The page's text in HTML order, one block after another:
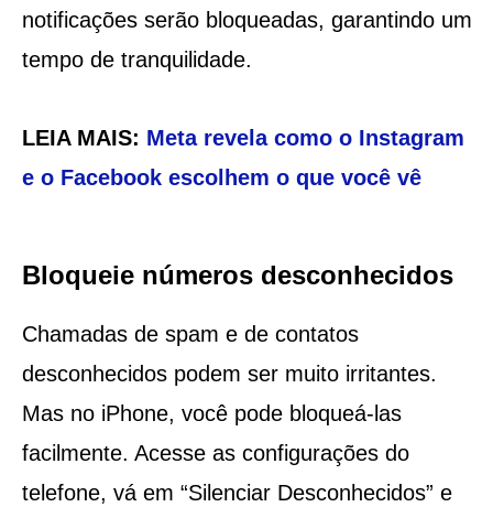
notificações serão bloqueadas, garantindo um
tempo de tranquilidade.
LEIA MAIS: Meta revela como o Instagram
e o Facebook escolhem o que você vê
Bloqueie números desconhecidos
Chamadas de spam e de contatos
desconhecidos podem ser muito irritantes.
Mas no iPhone, você pode bloqueá-las
facilmente. Acesse as configurações do
telefone, vá em “Silenciar Desconhecidos” e